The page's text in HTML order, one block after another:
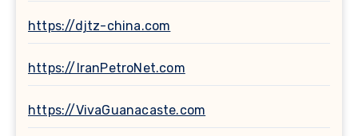
https://djtz-china.com
https://IranPetroNet.com
https://VivaGuanacaste.com